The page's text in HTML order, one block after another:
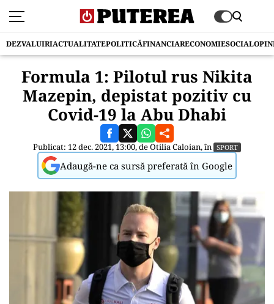
DEZVALUIRIACTUALITATEPOLITICĂFINANCIARECONOMIESOCIAL
Formula 1: Pilotul rus Nikita
Mazepin, depistat pozitiv cu
Covid-19 la Abu Dhabi
Publicat: 12 dec. 2021, 13:00, deOtilia Caloian, în SPORT
Adaugă-ne ca sursă preferată în Google